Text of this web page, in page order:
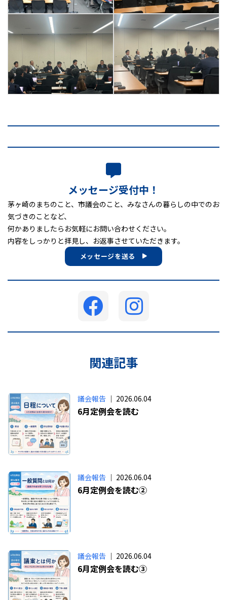
メッセージ受付中！
茅ヶ崎のまちのこと、市議会のこと、みなさんの暮らしの中でのお
気づきのことなど、
何かありましたらお気軽にお問い合わせください。
内容をしっかりと拝見し、お返事させていただきます。
メッセージを送る
関連記事
議会報告｜ 2026.06.04
6月定例会を読む
議会報告｜ 2026.06.04
6月定例会を読む②
議会報告｜ 2026.06.04
6月定例会を読む③